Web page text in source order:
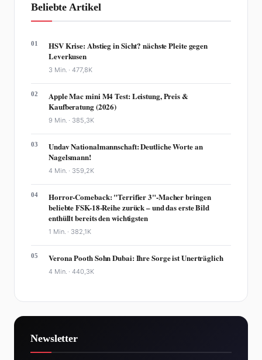
Beliebte Artikel
01
HSV Krise: Abstieg in Sicht? nächste Pleite gegen
Leverkusen
3 Min. ·477,8K
02
Apple Mac mini M4 Test: Leistung, Preis &
Kaufberatung (2026)
9 Min. · 385,3K
03
Undav Nationalmannschaft: Deutliche Worte an
Nagelsmann!
4 Min. · 359,2K
04
Horror-Comeback: "Terrifier 3"-Macher bringen
beliebte FSK-18-Reihe zurück – und das erste Bild
enthüllt bereits den wichtigsten
1 Min. · 382,1K
05 Verona Pooth Sohn Dubai: Ihre Sorge ist Unerträglich
4 Min. ·440,3K
Newsletter